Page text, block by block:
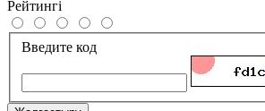
Рейтингі
Введите код